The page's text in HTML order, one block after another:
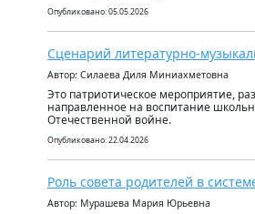
Опубликовано: 05.05.2026
Сценарий литературно-
Автор: Силаева Диля Миниахметовна
Это патриотическое мероприятие,
направленное на воспитание
Отечественной войне.
Опубликовано: 22.04.2026
Роль совета родителей в
Автор: Мурашева Мария Юрьевна